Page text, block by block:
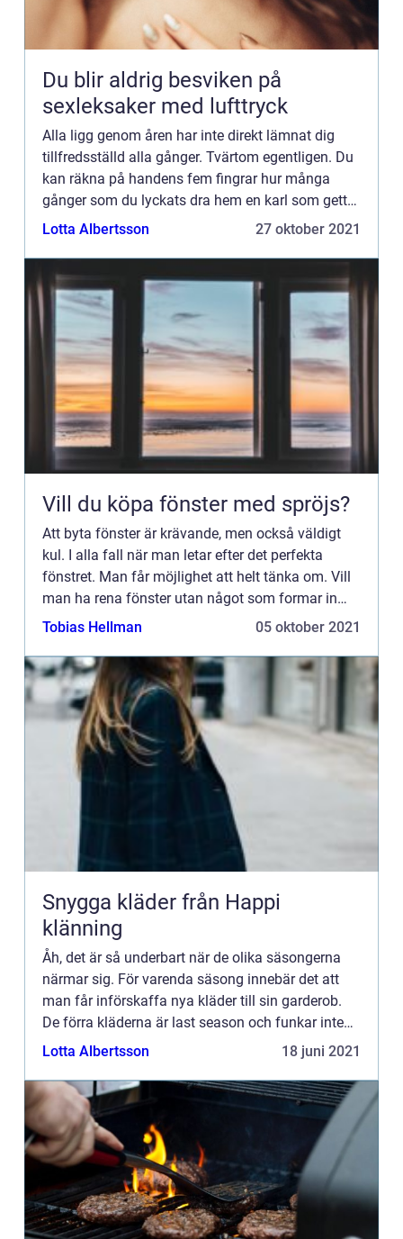
Du blir aldrig besviken på
sexleksaker med lufttryck
Alla ligg genom åren har inte direkt lämnat dig
tillfredsställd alla gånger. Tvärtom egentligen. Du
kan räkna på handens fem fingrar hur många
gånger som du lyckats dra hem en karl som gett
dig det so...
Lotta Albertsson 27 oktober 2021
Vill du köpa fönster med spröjs?
Att byta fönster är krävande, men också väldigt
kul. I alla fall när man letar efter det perfekta
fönstret. Man får möjlighet att helt tänka om. Vill
man ha rena fönster utan något som formar in
dem? Eller vill man ha de vackra fönstren med
Tobias Hellman 05 oktober 2021
Snygga kläder från Happi
klänning
Åh, det är så underbart när de olika säsongerna
närmar sig. För varenda säsong innebär det att
man får införskaffa nya kläder till sin garderob.
De förra kläderna är last season och funkar inte
nu. En del kanske kan funka, men långt ifrån alla.
Lotta Albertsson 18 juni 2021